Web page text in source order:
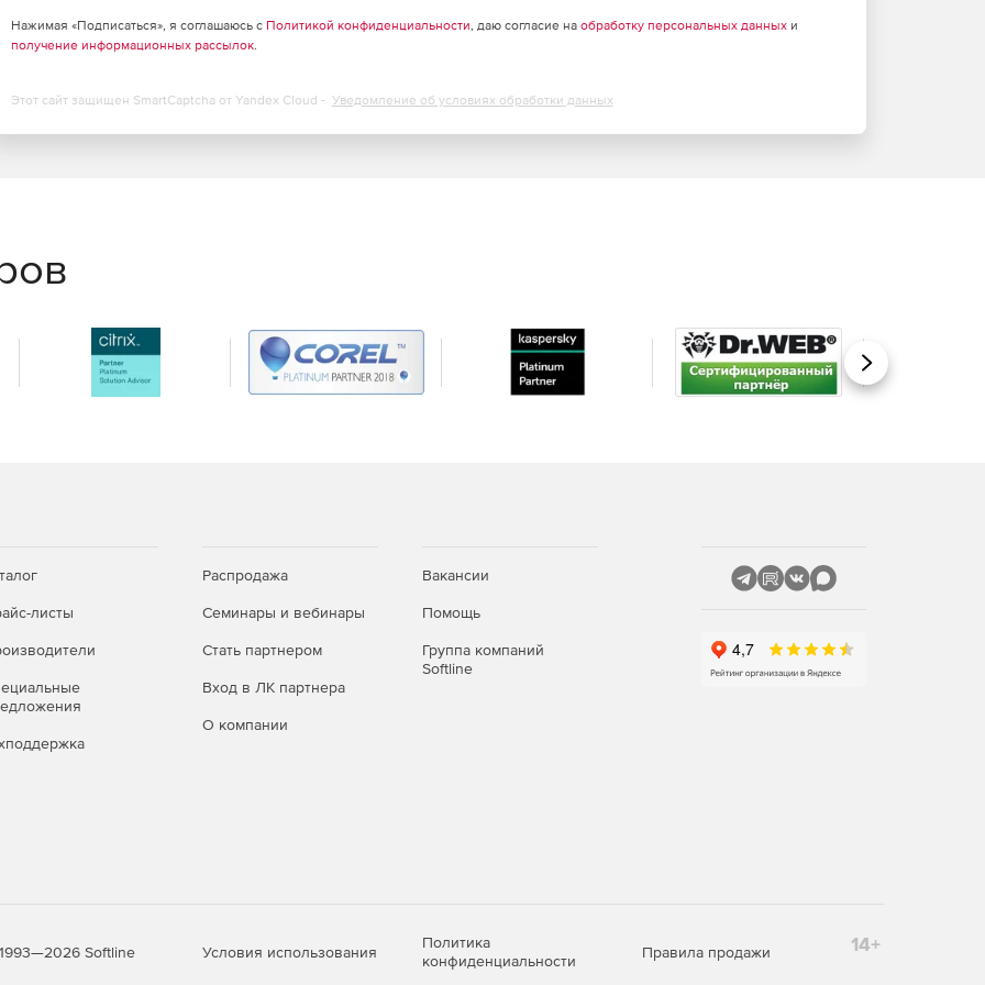
пользователям доступ к контактам из
определять способ осуществления
для голосовых и видео функций, включая сбор
My Call). Также была улучшена совместимость со
между Skype for Business Server и технологией
к мероприятию, пользователи могут
единого входа в Office.
пользователям (управление докладами и
Нажимая «Подписаться», я соглашаюсь с Политикой конфиденциальности, даю согласие на обработку персональных данныхи
получение информационных рассылок.
Этот сайт защищен SmartCaptcha от Yandex Cloud - Уведомление об условиях обработки данных
Вперед
листы
Распродажа
Семинары и вебинары
Стать партнером
Вход в ЛК партнера
О компании
Вакансии
Помощь
Группа компаний
Softline
Softline Условия использования
Политика
конфиденциальности
Правила продажи 14+